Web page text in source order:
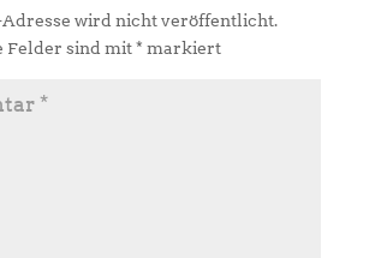
Adresse wird nicht veröffentlicht.
Felder sind mit* markiert